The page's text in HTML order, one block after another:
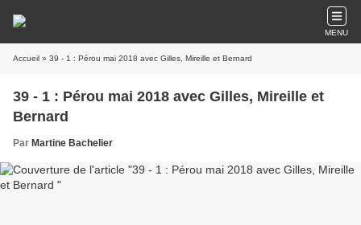
MENU
Accueil » 39 - 1 : Pérou mai 2018 avec Gilles, Mireille et Bernard
39 - 1 : Pérou mai 2018 avec Gilles, Mireille et
Bernard
Par Martine Bachelier